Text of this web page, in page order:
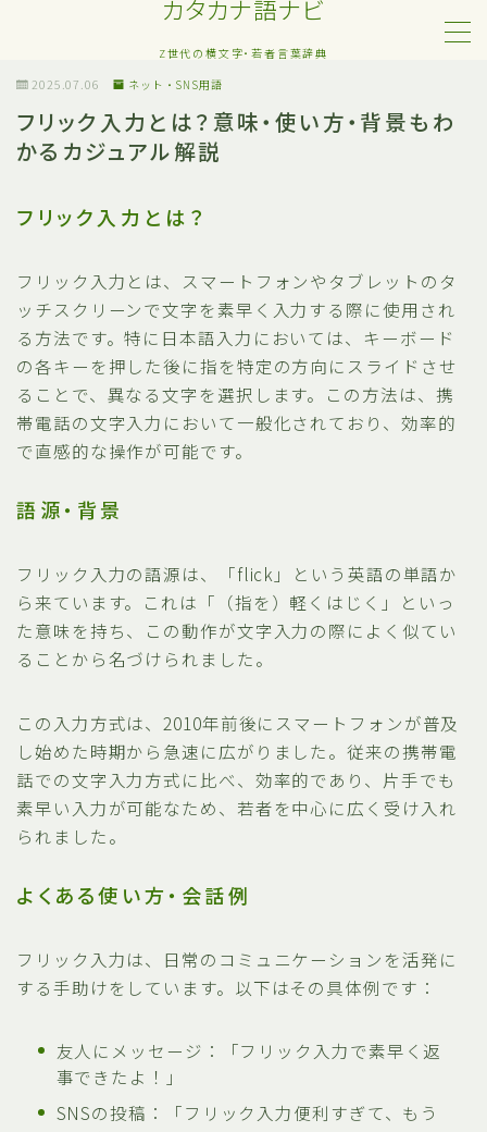
カタカナ語ナビ
Z世代の横文字・若者言葉辞典
MENU
Z世代・若者カタカナ語
ネット・SNS用語
恋愛・人間関係のカタカナ語
日常でよく聞く流行語
略語・造語
2025.07.06 ネット・SNS用語
フリック入力とは？意味・使い方・背景もわ
かるカジュアル解説
フリック入力とは？
フリック入力とは、スマートフォンやタブレットのタ
ッチスクリーンで文字を素早く入力する際に使用され
る方法です。特に日本語入力においては、キーボード
の各キーを押した後に指を特定の方向にスライドさせ
ることで、異なる文字を選択します。この方法は、携
帯電話の文字入力において一般化されており、効率的
で直感的な操作が可能です。
語源・背景
フリック入力の語源は、「flick」という英語の単語か
ら来ています。これは「（指を）軽くはじく」といっ
た意味を持ち、この動作が文字入力の際によく似てい
ることから名づけられました。
この入力方式は、2010年前後にスマートフォンが普及
し始めた時期から急速に広がりました。従来の携帯電
話での文字入力方式に比べ、効率的であり、片手でも
素早い入力が可能なため、若者を中心に広く受け入れ
られました。
よくある使い方・会話例
フリック入力は、日常のコミュニケーションを活発に
する手助けをしています。以下はその具体例です：
友人にメッセージ：「フリック入力で素早く返
事できたよ！」
SNSの投稿：「フリック入力便利すぎて、もう